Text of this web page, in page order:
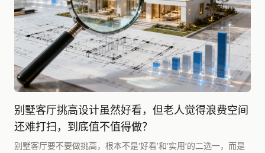
别墅客厅挑高设计虽然好看，但老人觉得浪费空间
还难打扫，到底值不值得做？
别墅客厅要不要做挑高，根本不是‘好看’和‘实用’的二选一，而是